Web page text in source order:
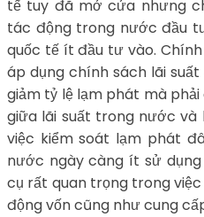
tế tuy đã mở cửa nhưng
tác động trong nước đầu
quốc tế ít đầu tư vào.
áp dụng chính sách lãi
giảm tỷ lệ lạm phát mà
giữa lãi suất trong nước và
việc kiểm soát lạm phát
nước ngày càng ít sử
cụ rất quan trọng trong
động vốn cũng như cung